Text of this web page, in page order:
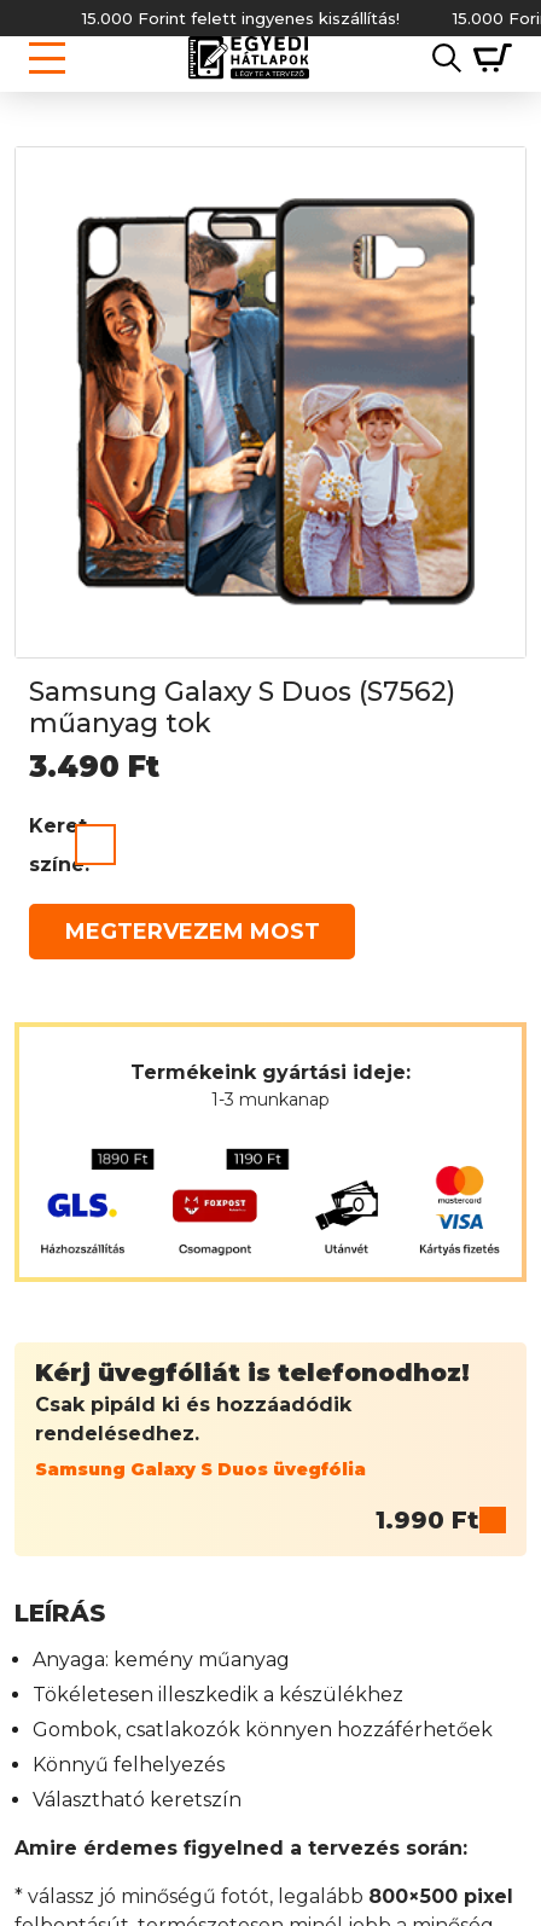
15.000 Forint felett ingyenes kiszállítás! 15.000 Forint
Samsung Galaxy S Duos (S7562)
műanyag tok
3.490 Ft
Keret
színe:
MEGTERVEZEM MOST
Termékeink gyártási ideje:
1-3 munkanap
Kérj üvegfóliát is telefonodhoz!
Csak pipáld ki és hozzáadódik
rendelésedhez.
Samsung Galaxy S Duos üvegfólia
1.990 Ft
LEÍRÁS
Anyaga: kemény műanyag
Tökéletesen illeszkedik a készülékhez
Gombok, csatlakozók könnyen hozzáférhetőek
Könnyű felhelyezés
Választható keretszín
Amire érdemes figyelned a tervezés során:
* válassz jó minőségű fotót, legalább 800×500 pixel